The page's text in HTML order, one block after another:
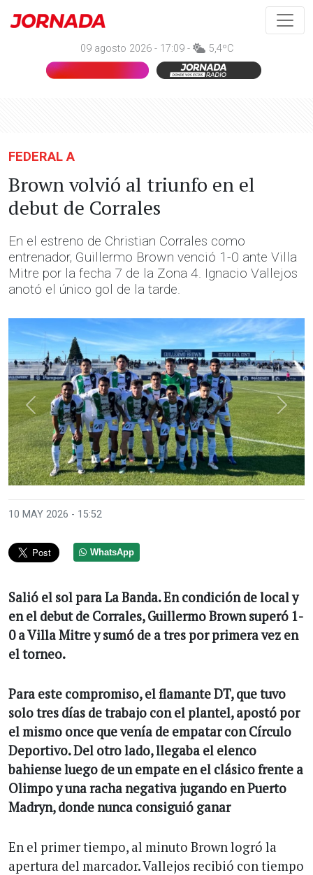
09 agosto 2026 - 17:09 - 5,4ºC
FEDERAL A
Brown volvió al triunfo en el
debut de Corrales
En el estreno de Christian Corrales como
entrenador, Guillermo Brown venció 1-0 ante Villa
Mitre por la fecha 7 de la Zona 4. Ignacio Vallejos
anotó el único gol de la tarde.
Anterior
10 MAY 2026 - 15:52
WhatsApp
Salió el sol para La Banda. En condición de local y
en el debut de Corrales, Guillermo Brown superó 1-
0 a Villa Mitre y sumó de a tres por primera vez en
el torneo.
Para este compromiso, el flamante DT, que tuvo
solo tres días de trabajo con el plantel, apostó por
el mismo once que venía de empatar con Círculo
Deportivo. Del otro lado, llegaba el elenco
bahiense luego de un empate en el clásico frente a
Olimpo y una racha negativa jugando en Puerto
Madryn, donde nunca consiguió ganar
En el primer tiempo, al minuto Brown logró la
apertura del marcador. Vallejos recibió con tiempo